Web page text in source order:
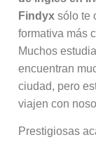
Findyx sólo te
formativa más
Muchos
encuentran
ciudad, pero
viajen con
Prestigiosas